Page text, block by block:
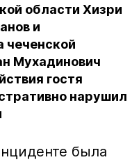
области Хизри
и
чеченской
Мухадинович
гостя
нарушил
была